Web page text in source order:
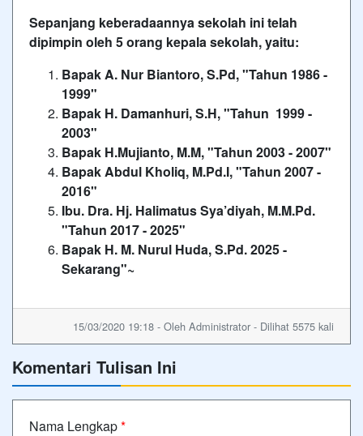
Sepanjang keberadaannya sekolah ini telah
dipimpin oleh 5 orang kepala sekolah, yaitu:
Bapak A. Nur Biantoro, S.Pd, "Tahun 1986 -
1999"
Bapak H. Damanhuri, S.H, "Tahun 1999 -
2003"
Bapak H.Mujianto, M.M, "Tahun 2003 - 2007"
Bapak Abdul Kholiq, M.Pd.I, "Tahun 2007 -
2016"
Ibu. Dra. Hj. Halimatus Sya’diyah, M.M.Pd.
"Tahun 2017 - 2025"
Bapak H. M. Nurul Huda, S.Pd. 2025 -
Sekarang"~
15/03/2020 19:18 - Oleh Administrator - Dilihat 5575 kali
Komentari Tulisan Ini
Nama Lengkap*